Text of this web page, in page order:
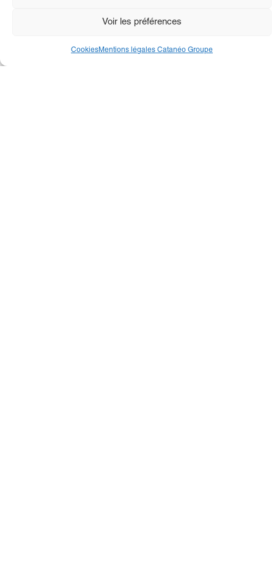
Voir les préférences
CookiesMentions légales Catanéo Groupe